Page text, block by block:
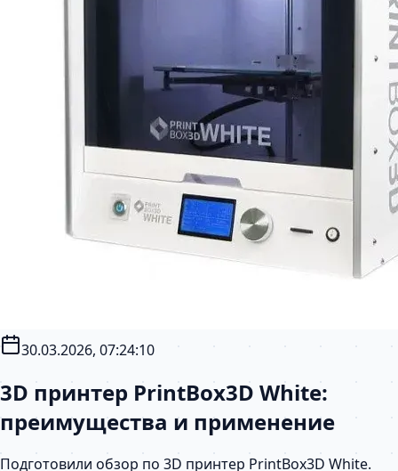
30.03.2026, 07:24:10
3D принтер PrintBox3D White:
преимущества и применение
Подготовили обзор по 3D принтер PrintBox3D White.